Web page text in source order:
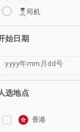
司机
始日期
选地点
香港